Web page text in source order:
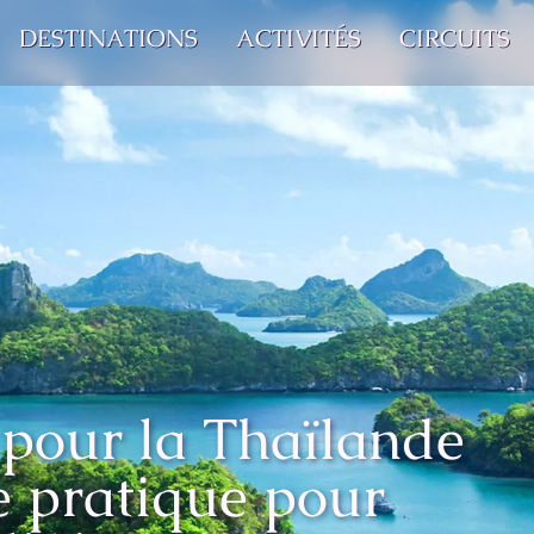
DESTINATIONS ACTIVITÉS CIRCUITS
la Thaïlande
pratique pour